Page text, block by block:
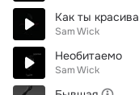
Как ты красива
Sam Wick
Необитаемо
Sam Wick